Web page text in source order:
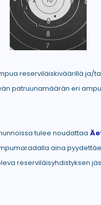
reserviläiskiväärillä ja/
patruunamäärän eri
tulee noudattaa
aina
reserviläisyhdistyksen